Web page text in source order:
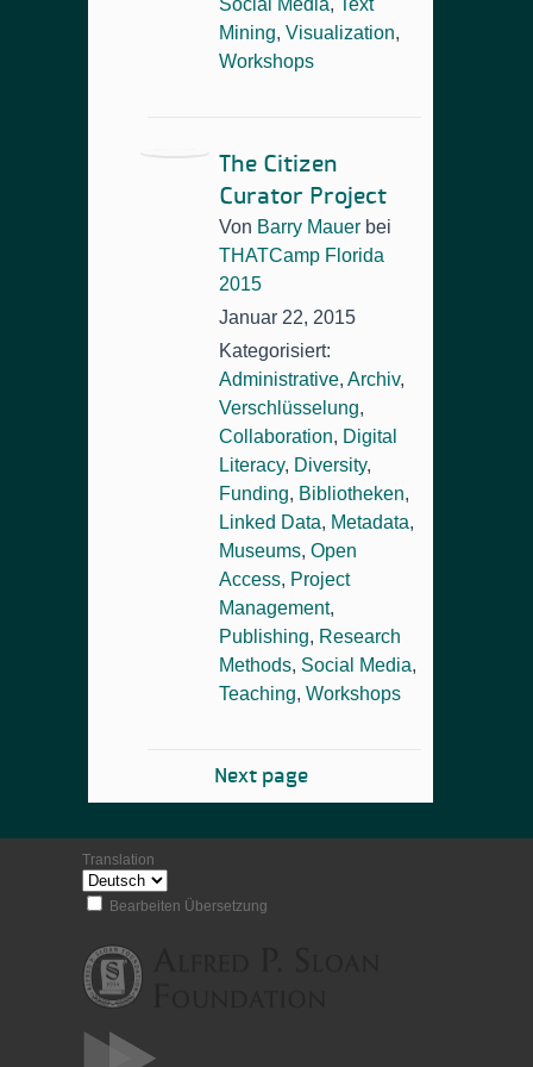
Social Media,
Text
Mining, Visualization,
Workshops
The Citizen
Curator Project
Von Barry Mauer bei
THATCamp Florida
2015
Januar 22, 2015
Kategorisiert:
Administrative, Archiv,
Verschlüsselung,
Collaboration, Digital
Literacy, Diversity,
Funding, Bibliotheken,
Linked Data, Metadata,
Museums, Open
Access, Project
Management,
Publishing, Research
Methods, Social Media,
Teaching, Workshops
Next page
Translation
Bearbeiten Übersetzung